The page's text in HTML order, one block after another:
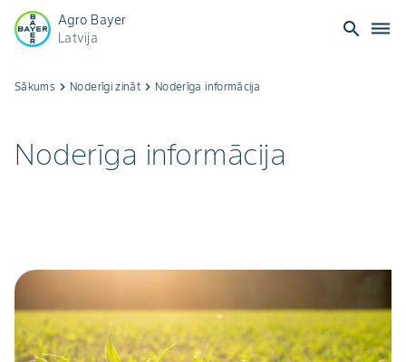
Agro Bayer
Latvija
search dehaze
Noderīga
Sākums keyboard_arrow_right Noderīgi zināt keyboard_arrow_right Noderīga informācija
Noderīga informācija